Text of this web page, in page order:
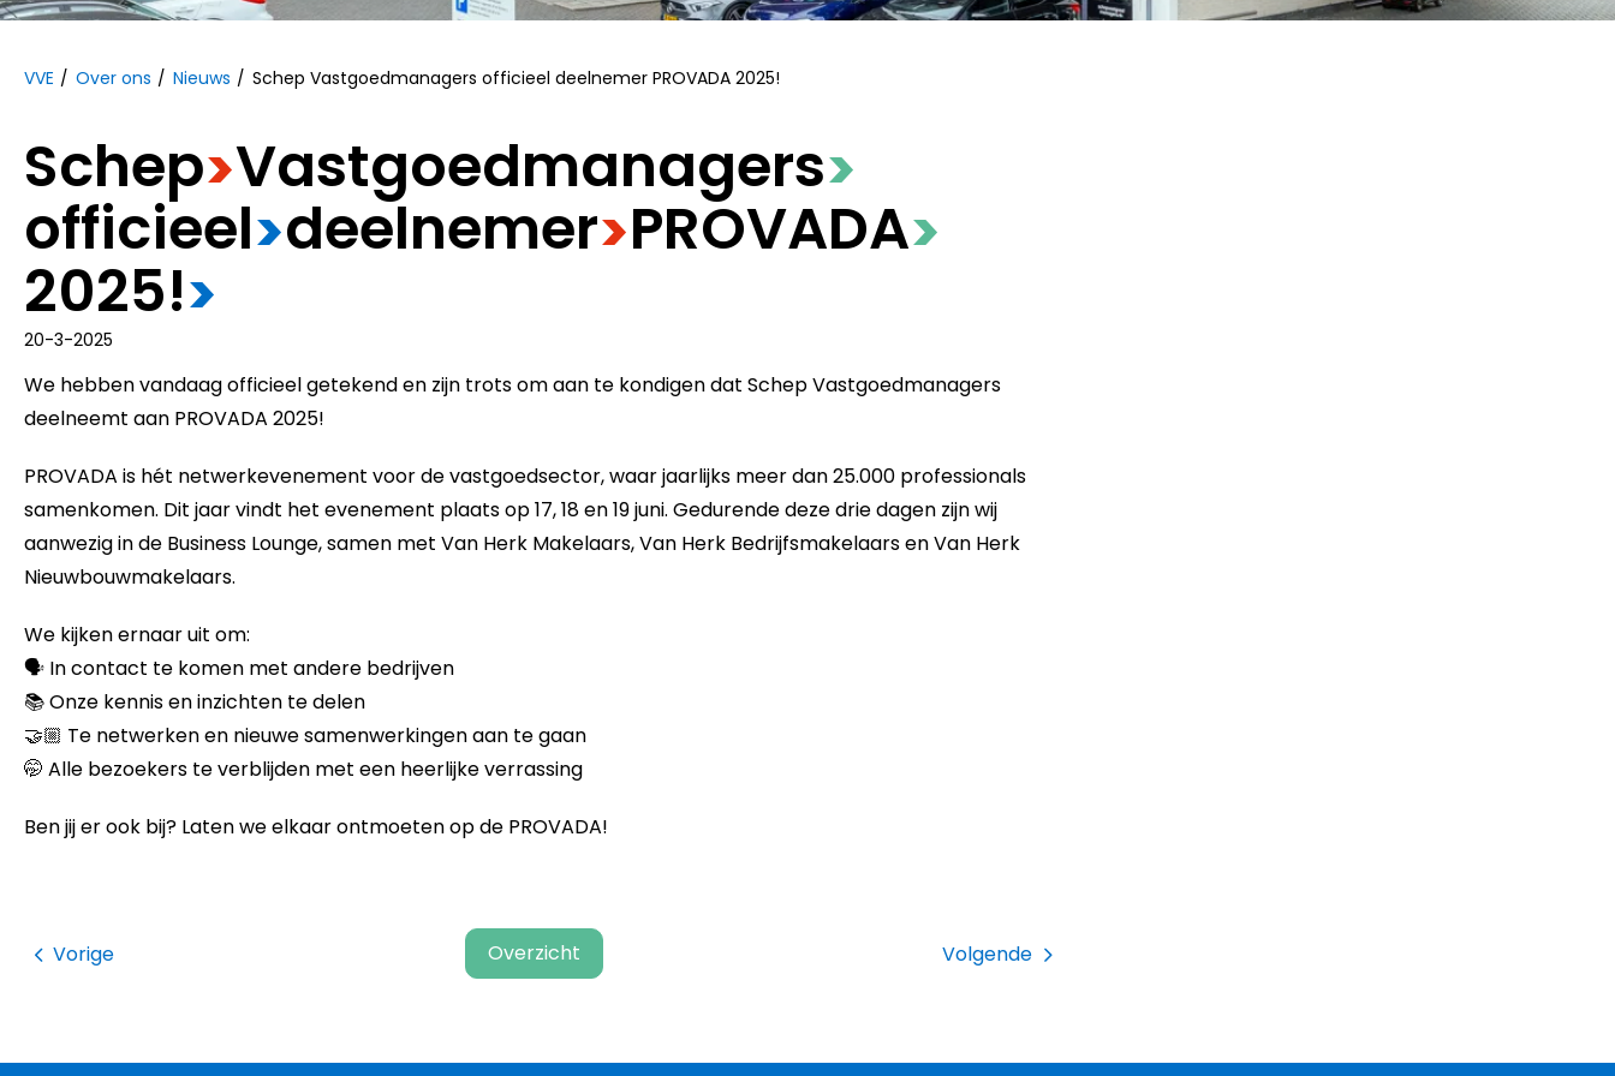
VVE Over ons Nieuws Schep Vastgoedmanagers officieel deelnemer PROVADA 2025!
Schep>​Vastgoedmanagers>
officieel>​deelnemer>​PROVADA>
2025!>
20-3-2025
We hebben vandaag officieel getekend en zijn trots om aan te kondigen dat Schep Vastgoedmanagers
deelneemt aan PROVADA 2025!
PROVADA is hét netwerkevenement voor de vastgoedsector, waar jaarlijks meer dan 25.000 professionals
samenkomen. Dit jaar vindt het evenement plaats op 17, 18 en 19 juni. Gedurende deze drie dagen zijn wij
aanwezig in de Business Lounge, samen met Van Herk Makelaars, Van Herk Bedrijfsmakelaars en Van Herk
Nieuwbouwmakelaars.
We kijken ernaar uit om:
🗣️ In contact te komen met andere bedrijven
📚 Onze kennis en inzichten te delen
🤝🏼 Te netwerken en nieuwe samenwerkingen aan te gaan
🤭 Alle bezoekers te verblijden met een heerlijke verrassing
Ben jij er ook bij? Laten we elkaar ontmoeten op de PROVADA!
Volgende
Overzicht
Vorige